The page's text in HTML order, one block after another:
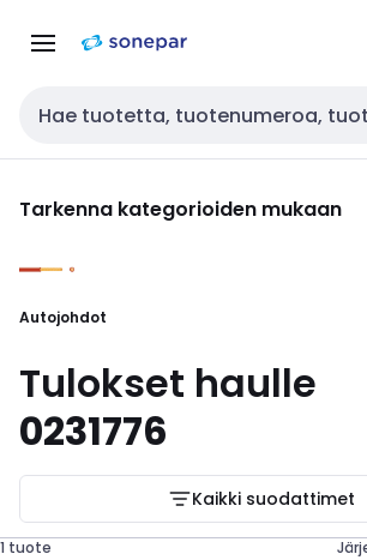
navigointiinsisältöön
Haku
Tarkenna kategorioiden mukaan
Autojohdot
Tulokset haulle
0231776
Kaikki suodattimet
1 tuote